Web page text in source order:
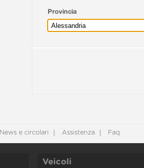
Provincia
News e circolari Assistenza Faq
Veicoli